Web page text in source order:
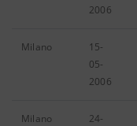
2006
Milano
15-
05-
2006
Milano
24-